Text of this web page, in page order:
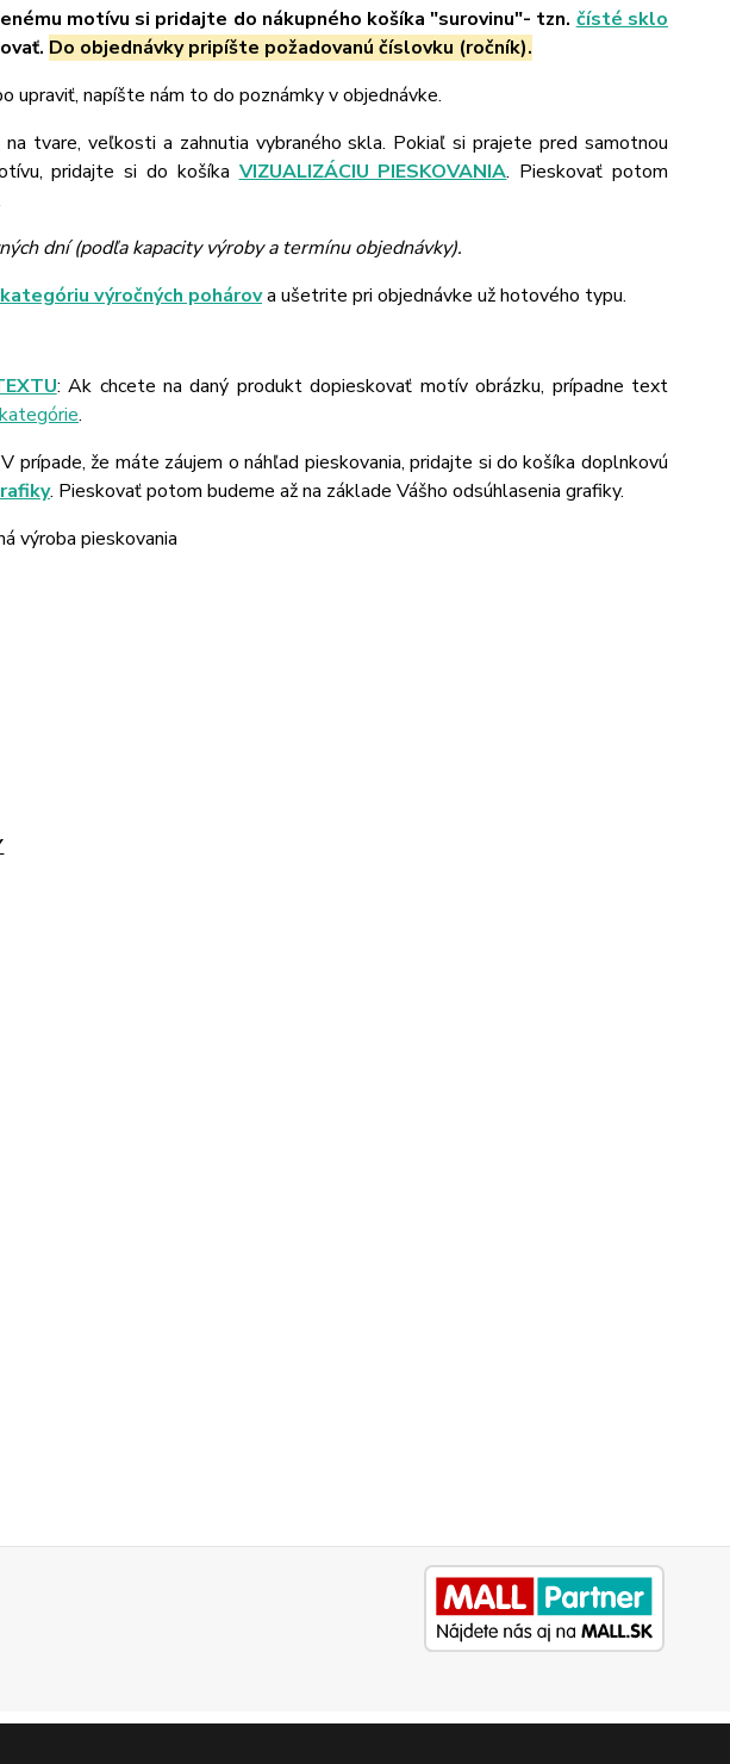
motívu si pridajte do nákupného košíka "surovinu"- tzn. čísté sklo
Do objednávky pripíšte požadovanú číslovku (ročník).
upraviť, napíšte nám to do poznámky v objednávke.
tvare, veľkosti a zahnutia vybraného skla. Pokiaľ si prajete pred samotnou
pridajte si do košíka VIZUALIZÁCIU PIESKOVANIA. Pieskovať potom
dní (podľa kapacity výroby a termínu objednávky).
kategóriu výročných pohárova ušetrite pri objednávke už hotového typu.
: Ak chcete na daný produkt dopieskovať motív obrázku, prípadne text
.
prípade, že máte záujem o náhľad pieskovania, pridajte si do košíka doplnkovú
. Pieskovať potom budeme až na základe Vášho odsúhlasenia grafiky.
výroba pieskovania